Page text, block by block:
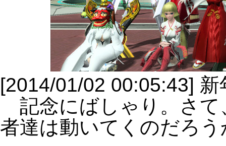
[2014/01/02 00:05:43] 新
記念にばしゃり。さて
者達は動いてくのだろう